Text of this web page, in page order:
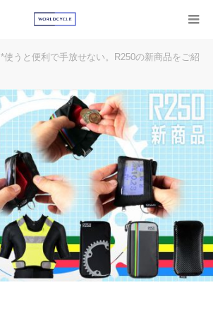
*使うと便利で手放せない。R250の新商品をご紹